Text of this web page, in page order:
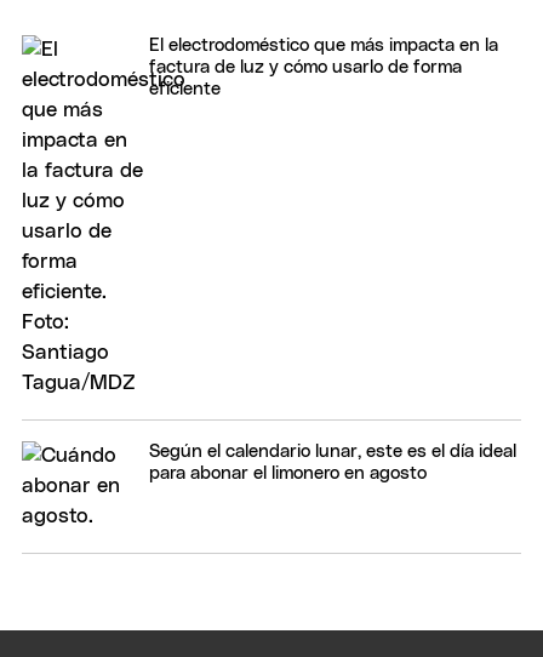
El electrodoméstico que más impacta en la
factura de luz y cómo usarlo de forma
eficiente
Según el calendario lunar, este es el día ideal
para abonar el limonero en agosto